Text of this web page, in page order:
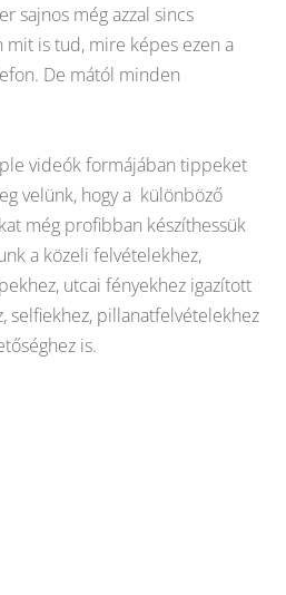
sajnos még azzal sincs
mit is tud, mire képes ezen a
De mától minden
videók formájában tippeket
velünk, hogy a különböző
még profibban készíthessük
a közeli felvételekhez,
utcai fényekhez igazított
selfiekhez, pillanatfelvételekhez
is.